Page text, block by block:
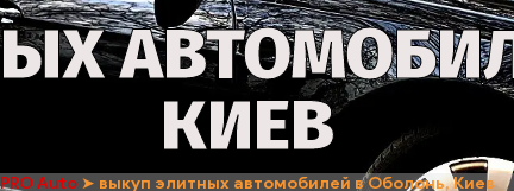
КИЕВ
PRO Auto➤ выкуп элитных автомобилей в Оболонь, Киев